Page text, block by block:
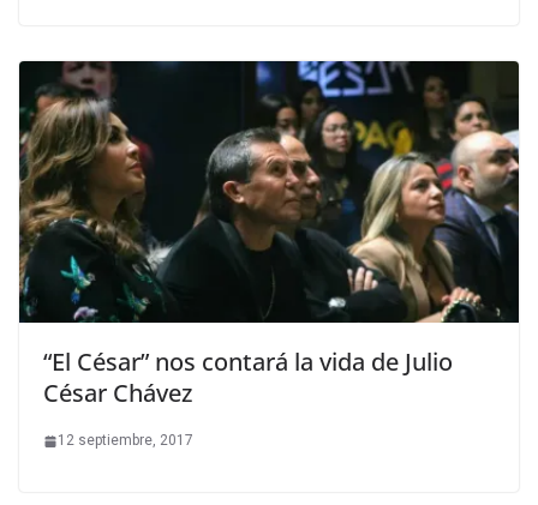
“El César” nos contará la vida de Julio
César Chávez
12 septiembre, 2017